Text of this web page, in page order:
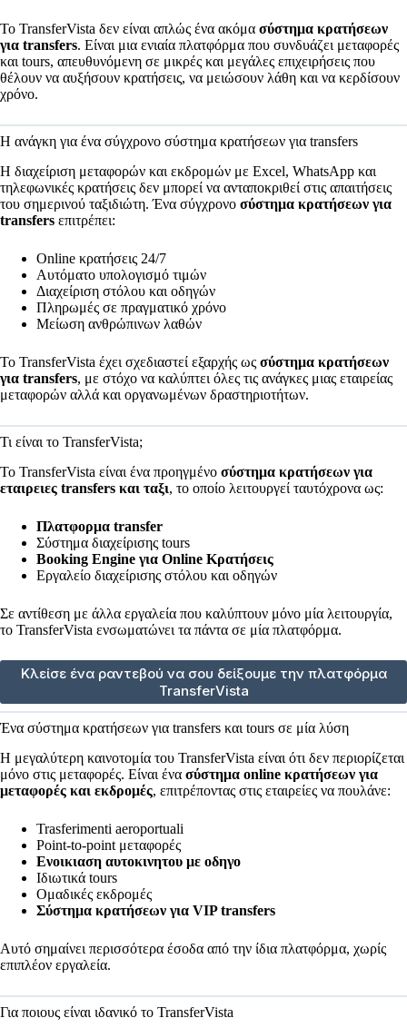
Το TransferVista δεν είναι απλώς ένα ακόμα σύστημα κρατήσεων
για transfers. Είναι μια ενιαία πλατφόρμα που συνδυάζει μεταφορές
και tours, απευθυνόμενη σε μικρές και μεγάλες επιχειρήσεις που
θέλουν να αυξήσουν κρατήσεις, να μειώσουν λάθη και να κερδίσουν
χρόνο.
Η ανάγκη για ένα σύγχρονο σύστημα κρατήσεων για transfers
Η διαχείριση μεταφορών και εκδρομών με Excel, WhatsApp και
τηλεφωνικές κρατήσεις δεν μπορεί να ανταποκριθεί στις απαιτήσεις
του σημερινού ταξιδιώτη. Ένα σύγχρονο σύστημα κρατήσεων για
transfers επιτρέπει:
Online κρατήσεις 24/7
Αυτόματο υπολογισμό τιμών
Διαχείριση στόλου και οδηγών
Πληρωμές σε πραγματικό χρόνο
Μείωση ανθρώπινων λαθών
Το TransferVista έχει σχεδιαστεί εξαρχής ως σύστημα κρατήσεων
για transfers, με στόχο να καλύπτει όλες τις ανάγκες μιας εταιρείας
μεταφορών αλλά και οργανωμένων δραστηριοτήτων.
Τι είναι το TransferVista;
Το TransferVista είναι ένα προηγμένο σύστημα κρατήσεων για
εταιρειες transfers και ταξι, το οποίο λειτουργεί ταυτόχρονα ως:
Πλατφορμα transfer
Σύστημα διαχείρισης tours
Booking Engine για Online Κρατήσεις
Εργαλείο διαχείρισης στόλου και οδηγών
Σε αντίθεση με άλλα εργαλεία που καλύπτουν μόνο μία λειτουργία,
το TransferVista ενσωματώνει τα πάντα σε μία πλατφόρμα.
Κλείσε ένα ραντεβού να σου δείξουμε την πλατφόρμα
TransferVista
Ένα σύστημα κρατήσεων για transfers και tours σε μία λύση
Η μεγαλύτερη καινοτομία του TransferVista είναι ότι δεν περιορίζεται
μόνο στις μεταφορές. Είναι ένα σύστημα online κρατήσεων για
μεταφορές και εκδρομές, επιτρέποντας στις εταιρείες να πουλάνε:
Trasferimenti aeroportuali
Point-to-point μεταφορές
Ενοικιαση αυτοκινητου με οδηγο
Ιδιωτικά tours
Ομαδικές εκδρομές
Σύστημα κρατήσεων για VIP transfers
Αυτό σημαίνει περισσότερα έσοδα από την ίδια πλατφόρμα, χωρίς
επιπλέον εργαλεία.
Για ποιους είναι ιδανικό το TransferVista